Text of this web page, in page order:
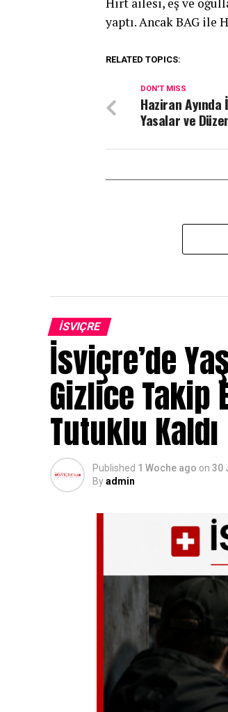
yaptı. Ancak BAG ile
RELATED TOPICS:
DON'T MISS
Haziran
Yasalar ve
İSVIÇRE
İsviçre’de
Gizlice Takip
Tutuklu Kaldı
Published 1 Woche ago on 30
Byadmin